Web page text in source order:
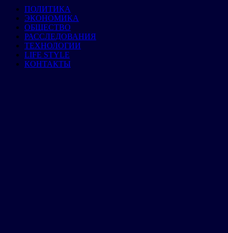
ПОЛИТИКА
ЭКОНОМИКА
ОБЩЕСТВО
РАССЛЕДОВАНИЯ
ТЕХНОЛОГИИ
LIFE STYLE
КОНТАКТЫ